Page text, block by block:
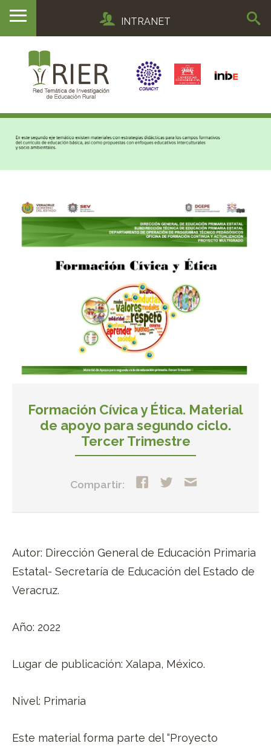
INTRANET
Formación Cívica y Ética. Material
de apoyo para segundo ciclo.
Tercer Trimestre
Compartir:
Autor: Dirección General de Educación Primaria
Estatal- Secretaría de Educación del Estado de
Veracruz.
Año: 2022
Lugar de publicación: Xalapa, México.
Nivel: Primaria
Este material forma parte del “Proyecto